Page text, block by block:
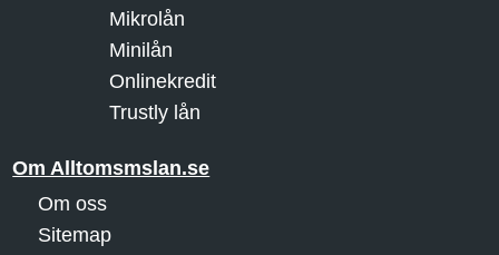
Mikrolån
Minilån
Onlinekredit
Trustly lån
Om Alltomsmslan.se
Om oss
Sitemap